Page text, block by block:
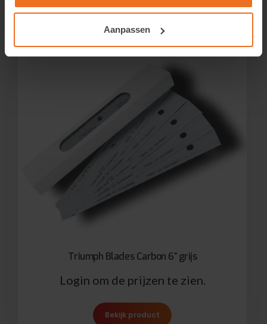
Aanpassen
Triumph Blades Carbon 6” grijs
Login om de prijzen te zien.
Bekijk product